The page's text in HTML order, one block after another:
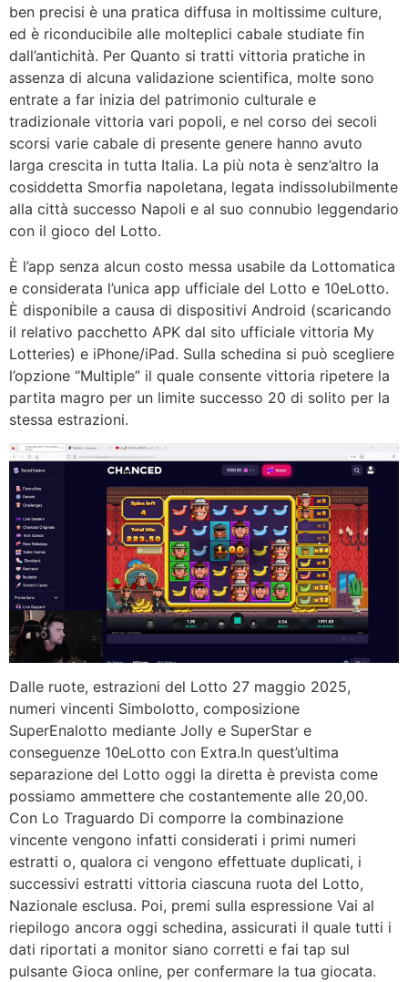
ben precisi è una pratica diffusa in moltissime culture,
ed è riconducibile alle molteplici cabale studiate fin
dall’antichità. Per Quanto si tratti vittoria pratiche in
assenza di alcuna validazione scientifica, molte sono
entrate a far inizia del patrimonio culturale e
tradizionale vittoria vari popoli, e nel corso dei secoli
scorsi varie cabale di presente genere hanno avuto
larga crescita in tutta Italia. La più nota è senz’altro la
cosiddetta Smorfia napoletana, legata indissolubilmente
alla città successo Napoli e al suo connubio leggendario
con il gioco del Lotto.
È l’app senza alcun costo messa usabile da Lottomatica
e considerata l’unica app ufficiale del Lotto e 10eLotto.
È disponibile a causa di dispositivi Android (scaricando
il relativo pacchetto APK dal sito ufficiale vittoria My
Lotteries) e iPhone/iPad. Sulla schedina si può scegliere
l’opzione “Multiple” il quale consente vittoria ripetere la
partita magro per un limite successo 20 di solito per la
stessa estrazioni.
Dalle ruote, estrazioni del Lotto 27 maggio 2025,
numeri vincenti Simbolotto, composizione
SuperEnalotto mediante Jolly e SuperStar e
conseguenze 10eLotto con Extra.In quest’ultima
separazione del Lotto oggi la diretta è prevista come
possiamo ammettere che costantemente alle 20,00.
Con Lo Traguardo Di comporre la combinazione
vincente vengono infatti considerati i primi numeri
estratti o, qualora ci vengono effettuate duplicati, i
successivi estratti vittoria ciascuna ruota del Lotto,
Nazionale esclusa. Poi, premi sulla espressione Vai al
riepilogo ancora oggi schedina, assicurati il quale tutti i
dati riportati a monitor siano corretti e fai tap sul
pulsante Gioca online, per confermare la tua giocata.